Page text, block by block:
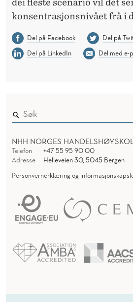
dei fleste scenario vil det
konsentrasjonsnivået frå i
Del på Facebook
Del på
Del på LinkedIn
Del med e-
NHH NORGES
Telefon
+47 55 95 90 00
Adresse
Helleveien 30, 5045 Bergen
Personvernerklæring og